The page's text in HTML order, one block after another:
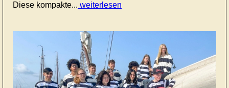
Diese kompakte... weiterlesen